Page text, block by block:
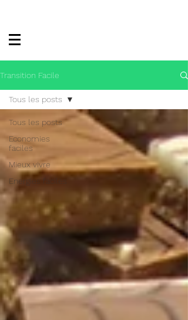
Transition Facile
Tous les posts
Economies
faciles
Mieux vivre
Energies faciles
Tous les posts